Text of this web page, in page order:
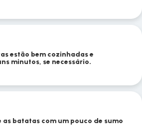
estão bem cozinhadas e
minutos, se necessário.
batatas com um pouco de sumo